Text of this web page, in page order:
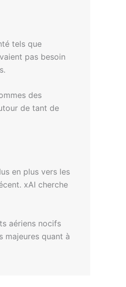
tels que
pas besoin
des
de tant de
en plus vers les
xAI cherche
aériens nocifs
majeures quant à